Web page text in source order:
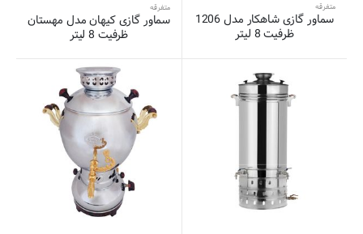
متفرقه
سماور گازی شاهکار مدل 1206
ظرفیت 8 لیتر
متفرقه
سماور گازی کیهان مدل مهستان
ظرفیت 8 لیتر